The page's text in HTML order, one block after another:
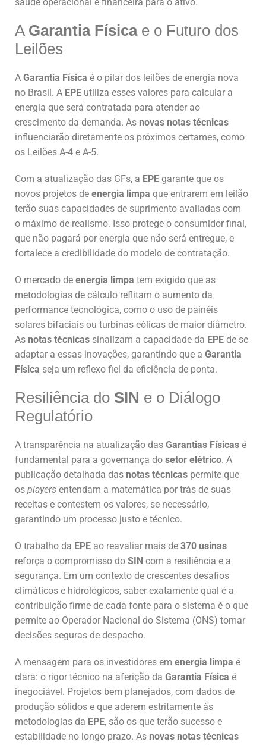
saúde operacional e financeira para o ativo.
A Garantia Físicae o Futuro dos
Leilões
A Garantia Física é o pilar dos leilões de energia nova
no Brasil. A EPE utiliza esses valores para calcular a
energia que será contratada para atender ao
crescimento da demanda. As novas notas técnicas
influenciarão diretamente os próximos certames, como
os Leilões A-4 e A-5.
Com a atualização das GFs, a EPE garante que os
novos projetos de energia limpa que entrarem em leilão
terão suas capacidades de suprimento avaliadas com
o máximo de realismo. Isso protege o consumidor final,
que não pagará por energia que não será entregue, e
fortalece a credibilidade do modelo de contratação.
O mercado de energia limpa tem exigido que as
metodologias de cálculo reflitam o aumento da
performance tecnológica, como o uso de painéis
solares bifaciais ou turbinas eólicas de maior diâmetro.
As notas técnicas sinalizam a capacidade da EPE de se
adaptar a essas inovações, garantindo que a Garantia
Física seja um reflexo fiel da eficiência de ponta.
Resiliência do SIN e o Diálogo
Regulatório
A transparência na atualização das Garantias Físicas é
fundamental para a governança do setor elétrico. A
publicação detalhada das notas técnicas permite que
os players entendam a matemática por trás de suas
receitas e contestem os valores, se necessário,
garantindo um processo justo e técnico.
O trabalho da EPE ao reavaliar mais de 370 usinas
reforça o compromisso do SIN com a resiliência e a
segurança. Em um contexto de crescentes desafios
climáticos e hidrológicos, saber exatamente qual é a
contribuição firme de cada fonte para o sistema é o que
permite ao Operador Nacional do Sistema (ONS) tomar
decisões seguras de despacho.
A mensagem para os investidores em energia limpa é
clara: o rigor técnico na aferição da Garantia Física é
inegociável. Projetos bem planejados, com dados de
produção sólidos e que aderem estritamente às
metodologias da EPE, são os que terão sucesso e
estabilidade no longo prazo. As novas notas técnicas